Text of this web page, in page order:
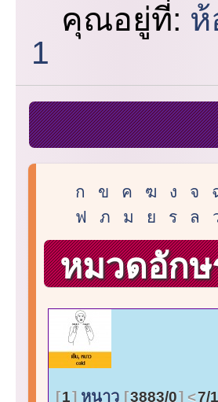
คุณอยู่ที่: ห้
1
ก ข ค ฆ ง จ
ฟ
ภ ม ย ร ล
หมวดอัก
1 หนาว 3883/0 7/